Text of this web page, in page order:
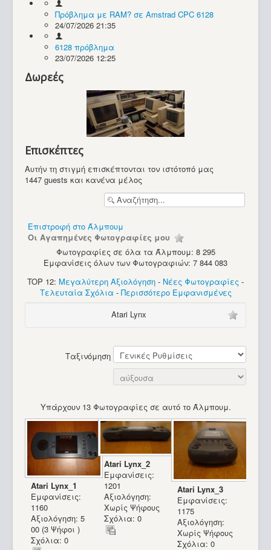
Υπολογιστές
Radio Shack Tandy TRS-80 Model 1
Πρόβλημα με RAM? σε Amstrad CPC 6128
24/07/2026 21:35
6128 πρόβλημα
23/07/2026 12:25
Δωρεές
Επισκέπτες
Αυτήν τη στιγμή επισκέπτονται τον ιστότοπό μας
1447 guests και κανένα μέλος
Επιστροφή στο Άλμπουμ
Οι Αγαπημένες Φωτογραφίες μου
Φωτογραφίες σε όλα τα Άλμπουμ: 8 295
Εμφανίσεις όλων των Φωτογραφιών: 7 844 083
TOP 12: Μεγαλύτερη Αξιολόγηση - Νέες Φωτογραφίες -
Τελευταία Σχόλια - Περισσότερο Εμφανισμένες
Atari Lynx
Ταξινόμηση
Υπάρχουν 13 Φωτογραφίες σε αυτό το Άλμπουμ.
Atari Lynx_1
Εμφανίσεις:
1160
Αξιολόγηση: 5
00 (3 Ψήφοι )
Σχόλια: 0
Atari Lynx_2
Εμφανίσεις:
1201
Αξιολόγηση:
Χωρίς Ψήφους
Σχόλια: 0
Atari Lynx_3
Εμφανίσεις:
1175
Αξιολόγηση:
Χωρίς Ψήφους
Σχόλια: 0